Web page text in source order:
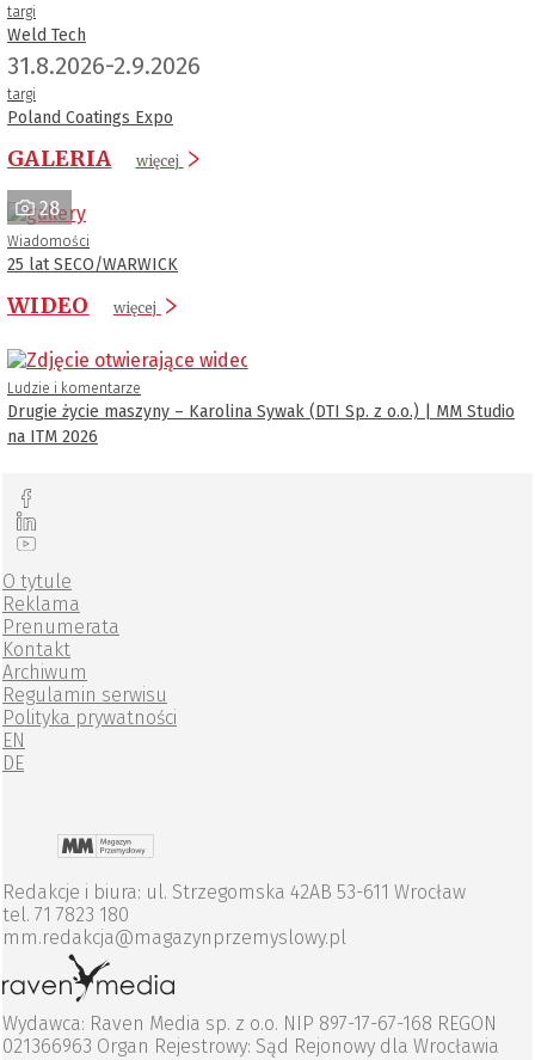
targi
Weld Tech
31.8.2026-2.9.2026
targi
Poland Coatings Expo
GALERIA więcej
28
Wiadomości
25 lat SECO/WARWICK
WIDEO więcej
Ludzie i komentarze
Drugie życie maszyny – Karolina Sywak (DTI Sp. z o.o.) | MM Studio
na ITM 2026
O tytule
Reklama
Prenumerata
Kontakt
Archiwum
Regulamin serwisu
Polityka prywatności
EN
DE
Redakcje i biura: ul. Strzegomska 42AB 53-611 Wrocław
tel. 71 7823 180
mm.redakcja@magazynprzemyslowy.pl
Wydawca: Raven Media sp. z o.o. NIP 897-17-67-168 REGON
021366963 Organ Rejestrowy: Sąd Rejonowy dla Wrocławia